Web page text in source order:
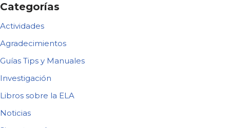
Categorías
Actividades
Agradecimientos
Guías Tips y Manuales
Investigación
Libros sobre la ELA
Noticias